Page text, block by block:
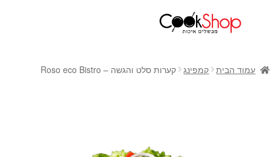
חנות
עמוד הבית קמפינג קערות סלט והגשה – Roso eco Bistro